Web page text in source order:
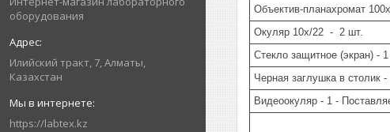
оборудования
Илийский тракт, 7, Алматы,
Казахстан
https://labtex.kz
Объектив-планахромат
Окуляр 10х/22 - 2 шт.
Стекло защитное (экран) - 1
Черная заглушка в столик -
Видеоокуляр - 1 -